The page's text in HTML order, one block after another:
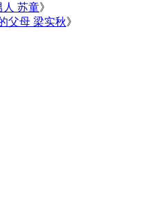
人 苏童》
父母 梁实秋》